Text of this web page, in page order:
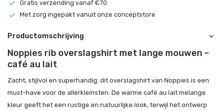
Gratis verzending vanaf €70
Met zorg ingepakt vanuit onze conceptstore
Productomschrijving
Noppies rib overslagshirt met lange mouwen –
café au lait
Zacht, stijlvol en superhandig: dit overslagshirt van Noppies is een
must-have voor de allerkleinsten. De warme café au lait melange
kleur geeft het een rustige en natuurlijke look, terwijl het ontwerp